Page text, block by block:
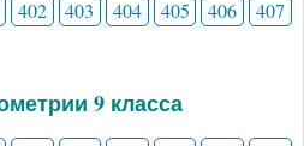
402 403 404 405 406
407
9 класса